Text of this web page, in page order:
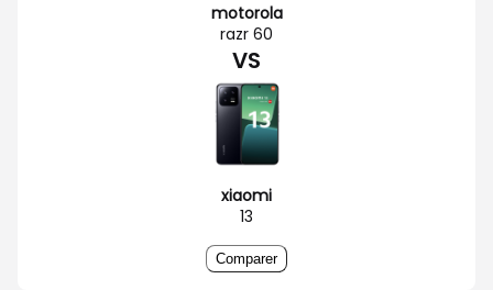
motorola
razr 60
VS
xiaomi
13
Comparer